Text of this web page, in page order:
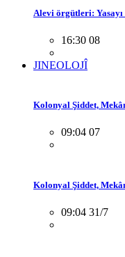
Alevi örgütleri:
16:30 08
JINEOLOJÎ
Kolonyal Şiddet, Mekân
09:04 07
Kolonyal Şiddet, Mekân
09:04 31/7